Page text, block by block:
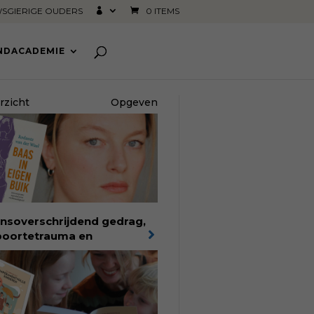
OUDERS 0 ITEMS
Opgeven
gedrag,
en
in de
in Baas in eigen
verbindt filosoof en
Rodante van der
persoonlijke ervaringen